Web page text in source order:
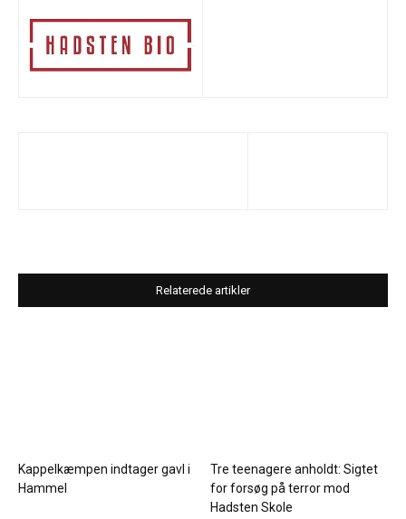
Relaterede artikler
Kappelkæmpen indtager gavl i
Hammel
Tre teenagere anholdt: Sigtet
for forsøg på terror mod
Hadsten Skole